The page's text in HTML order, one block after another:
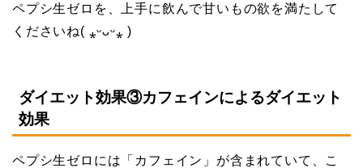
ペプシ生ゼロを、上手に飲んで甘いもの欲を満たして
くださいね( ⁎ᵕᴗᵕ⁎ )
ダイエット効果③カフェインによるダイエット
効果
ペプシ生ゼロには「カフェイン」が含まれていて、こ